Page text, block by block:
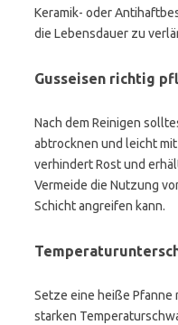
Keramik- oder
die Lebensdauer zu
Gusseisen richtig
Nach dem Reinigen
abtrocknen und leicht
verhindert Rost und
Vermeide die Nutzung
Schicht angreifen kann.
Setze eine heiße Pfanne
starken